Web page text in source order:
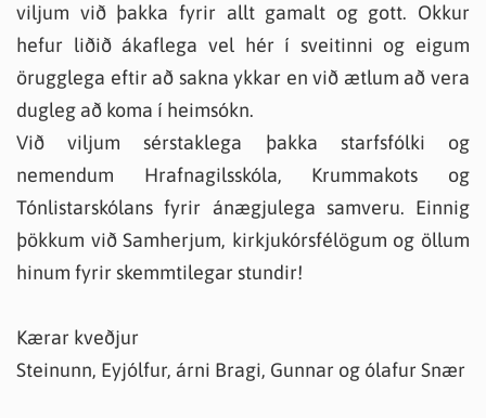
viljum við þakka fyrir allt gamalt og gott. Okkur
hefur liðið ákaflega vel hér í sveitinni og eigum
örugglega eftir að sakna ykkar en við ætlum að vera
dugleg að koma í heimsókn.
Við viljum sérstaklega þakka starfsfólki og
nemendum Hrafnagilsskóla, Krummakots og
Tónlistarskólans fyrir ánægjulega samveru. Einnig
þökkum við Samherjum, kirkjukórsfélögum og öllum
hinum fyrir skemmtilegar stundir!
Kærar kveðjur
Steinunn, Eyjólfur, árni Bragi, Gunnar og ólafur Snær